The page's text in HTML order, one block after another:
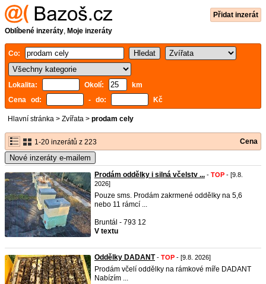
Přidat inzerát
Oblíbené inzeráty, Moje inzeráty
Co:
Lokalita: Okolí:
km
Cena od:
- do: Kč
Hlavní stránka > Zvířata > prodam cely
1-20 inzerátů z 223 Cena
Nové inzeráty e-mailem
Prodám oddělky i silná včelstv ... - TOP - [9.8.
2026]
Pouze sms. Prodám zakrmené oddělky na 5,6
nebo 11 rámcí ...
Bruntál - 793 12
V textu
Oddělky DADANT- TOP - [9.8. 2026]
Prodám včelí oddělky na rámkové míře DADANT
Nabízím ...